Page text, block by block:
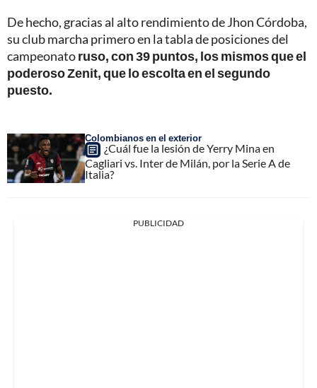
De hecho, gracias al alto rendimiento de Jhon Córdoba,
su club marcha primero en la tabla de posiciones del
campeonatoruso, con 39 puntos, los mismos que el
poderoso Zenit, que lo escolta en el segundo
puesto.
Colombianos en el exterior
¿Cuál fue la lesión de Yerry Mina en
Cagliari vs. Inter de Milán, por la Serie A de
Italia?
PUBLICIDAD